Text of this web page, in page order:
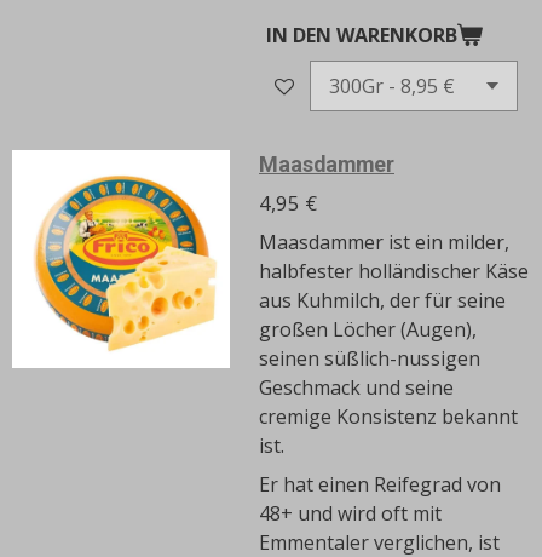
IN DEN WARENKORB
Maasdammer
4,95 €
Maasdammer ist ein milder,
halbfester holländischer Käse
aus Kuhmilch, der für seine
großen Löcher (Augen),
seinen süßlich-nussigen
Geschmack und seine
cremige Konsistenz bekannt
ist.
Er hat einen Reifegrad von
48+ und wird oft mit
Emmentaler verglichen, ist